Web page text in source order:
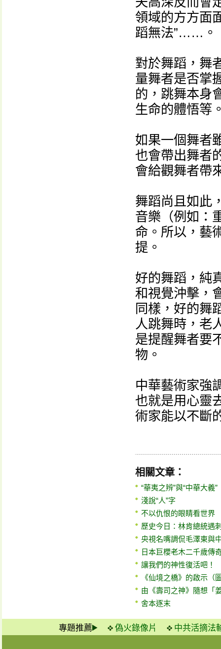
領域的方方面
蹈無法”……。
對於舞蹈，舞
量舞者是否掌
的，跳舞本身
生命的體悟等
如果一個舞者
也會帶出舞者
會給觀舞者帶
舞蹈尚且如此
音樂（例如：
命。所以，藝
提。
好的舞蹈，純
和視覺沖擊，
同樣，好的舞
人跳舞時，老
是提醒舞者要
物。
中華藝術家強
也就是用心靈
術家能以不斷
相關文章：
“華夷之辨”與“中華大義”
淺說“人”字
不以仇恨的眼睛看世界
歷史今日：林肯總統遇
央視名嘴調侃毛澤東與
日本巨櫻老木二千歲傳
讓我們的神性復活吧！
《仙境之橋》的啟示（
由《壽司之神》隨想「
舍本逐末
專題推薦 偽火錄像片 中共活摘法